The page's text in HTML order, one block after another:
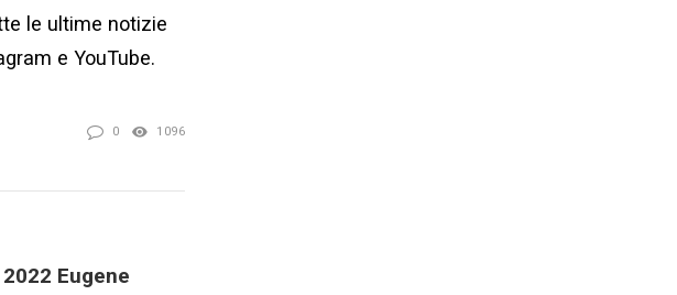
le ultime notizie
e YouTube.
0 1096
Eugene